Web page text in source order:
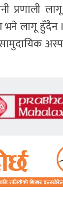
प्रणाली
लागू हुँदैन